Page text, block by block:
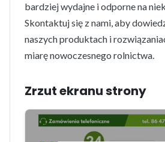
bardziej wydajne i odporne na
Skontaktuj się z nami, aby
naszych produktach i
miarę nowoczesnego rolnictwa.
Zrzut ekranu strony